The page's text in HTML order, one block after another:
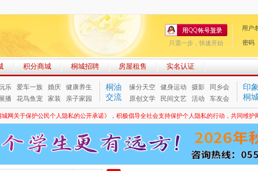
用户
密码
只需一步，快速开始
积分商城 桐城招聘 房屋租售 实名认证
乐 爱车一族 婚庆
健康养生
播 花鸟鱼宠 家装 亲子家园
桐油
交流
缘分天空 健身运动 摄影
同乡会
原创文学
民间文艺 活动 车友会
印象
桐
城网关于保护公民个人隐私的公开承诺》，积极倡导全社会支持保护个人隐私的行动，共同维护